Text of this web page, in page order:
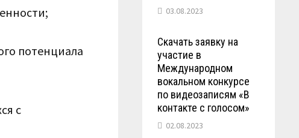
потенциала
с
03.08.2023
Скачать заявку на
участие в
Международном
вокальном конкурсе
по видеозаписям «В
контакте с голосом»
02.08.2023